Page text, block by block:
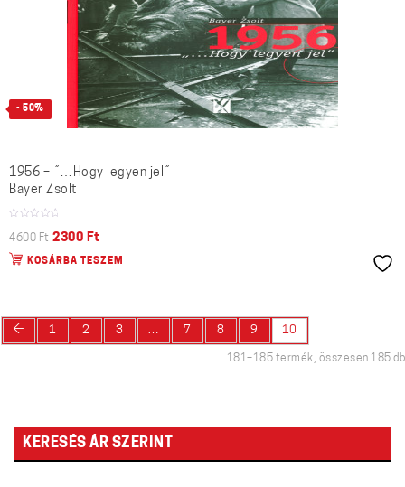
- 50%
1956 – ˝…Hogy legyen jel˝
Bayer Zsolt
4600Ft 2300 Ft
KOSÁRBA TESZEM
← 1 2 3 … 7 8 9 10
181–185 termék, összesen 185 db
KERESÉS ÁR SZERINT